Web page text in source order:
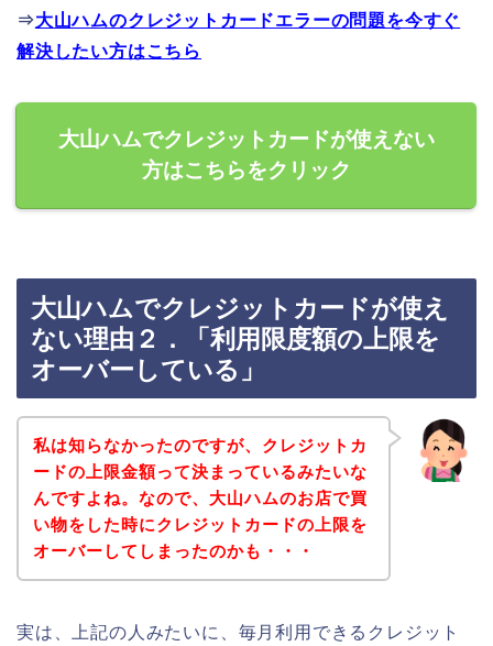
⇒大山ハムのクレジットカードエラーの問題を今すぐ
解決したい方はこちら
大山ハムでクレジットカードが使えない
方はこちらをクリック
大山ハムでクレジットカードが使え
ない理由２．「利用限度額の上限を
オーバーしている」
私は知らなかったのですが、クレジットカ
ードの上限金額って決まっているみたいな
んですよね。なので、大山ハムのお店で買
い物をした時にクレジットカードの上限を
オーバーしてしまったのかも・・・
実は、上記の人みたいに、毎月利用できるクレジット